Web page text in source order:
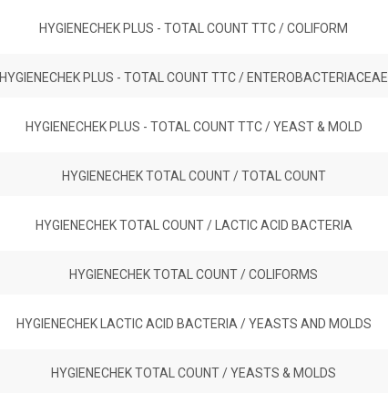
HYGIENECHEK PLUS - TOTAL COUNT TTC / COLIFORM
HYGIENECHEK PLUS - TOTAL COUNT TTC / ENTEROBACTERIACEAE
HYGIENECHEK PLUS - TOTAL COUNT TTC / YEAST & MOLD
HYGIENECHEK TOTAL COUNT / TOTAL COUNT
HYGIENECHEK TOTAL COUNT / LACTIC ACID BACTERIA
HYGIENECHEK TOTAL COUNT / COLIFORMS
HYGIENECHEK LACTIC ACID BACTERIA / YEASTS AND MOLDS
HYGIENECHEK TOTAL COUNT / YEASTS & MOLDS